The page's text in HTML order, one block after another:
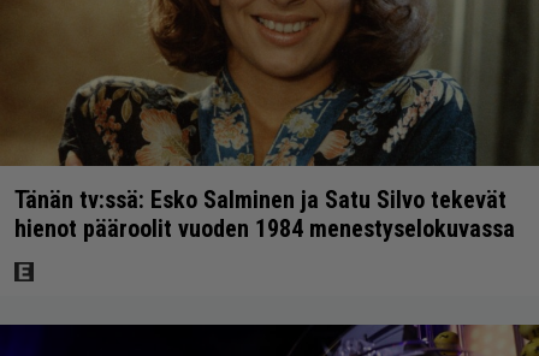
Tänän tv:ssä: Esko Salminen ja Satu Silvo tekevät
hienot pääroolit vuoden 1984 menestyselokuvassa